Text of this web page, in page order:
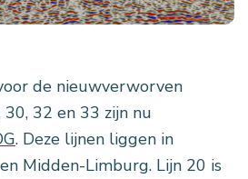
de nieuwverworven
32 en 33 zijn nu
. Deze lijnen liggen in
Midden-Limburg. Lijn 20 is